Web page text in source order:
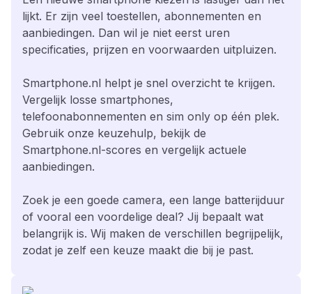
lijkt. Er zijn veel toestellen, abonnementen en
aanbiedingen. Dan wil je niet eerst uren
specificaties, prijzen en voorwaarden uitpluizen.
Smartphone.nl helpt je snel overzicht te krijgen.
Vergelijk losse smartphones,
telefoonabonnementen en sim only op één plek.
Gebruik onze keuzehulp, bekijk de
Smartphone.nl-scores en vergelijk actuele
aanbiedingen.
Zoek je een goede camera, een lange batterijduur
of vooral een voordelige deal? Jij bepaalt wat
belangrijk is. Wij maken de verschillen begrijpelijk,
zodat je zelf een keuze maakt die bij je past.